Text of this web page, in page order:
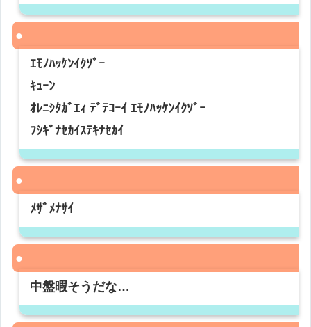
ｴﾓﾉﾊｯｹﾝｲｸｿﾞｰ
ｷｭｰﾝ
ｵﾚﾆｼﾀｶﾞｴｨ ﾃﾞﾃｺｰｲ ｴﾓﾉﾊｯｹﾝｲｸｿﾞｰ
ﾌｼｷﾞﾅｾｶｲｽﾃｷﾅｾｶｲ
ﾒｻﾞﾒﾅｻｲ
中盤暇そうだな…